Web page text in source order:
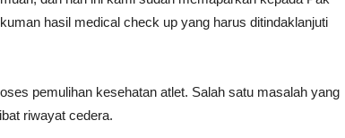
hasil medical check up yang harus ditindaklanjuti
pemulihan kesehatan atlet. Salah satu masalah yang
riwayat cedera.